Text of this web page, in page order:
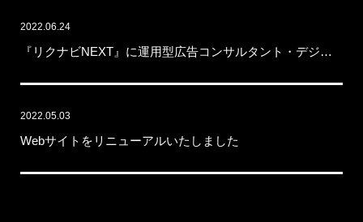
2022.06.24
『リクナビNEXT』に運用型広告コンサルタント・デジタルメディアプランナーの求人募集開始しました。
2022.05.03
Webサイトをリニューアルいたしました